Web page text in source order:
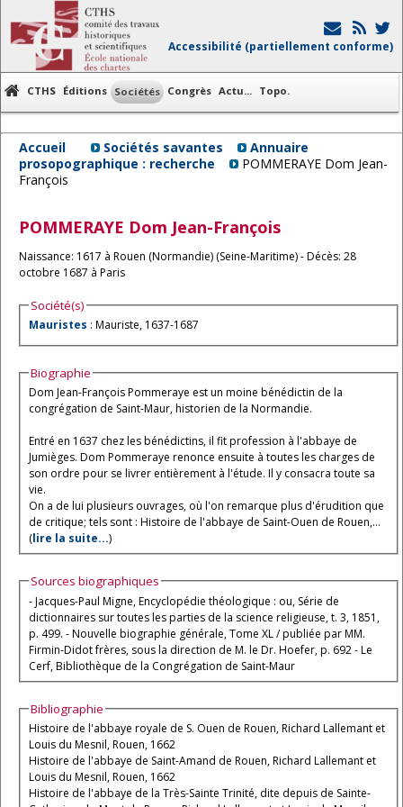
Accessibilité (partiellement conforme)
CTHS Éditions Sociétés Congrès Actu... Topo.
Accueil Sociétés savantes
Annuaire
prosopographique : recherche
POMMERAYE Dom Jean-
François
POMMERAYE Dom Jean-François
Naissance: 1617 à Rouen (Normandie) (Seine-Maritime) - Décès: 28
octobre 1687 à Paris
Société(s)
Mauristes : Mauriste, 1637-1687
Biographie
Dom Jean-François Pommeraye est un moine bénédictin de la
congrégation de Saint-Maur, historien de la Normandie.
Entré en 1637 chez les bénédictins, il fit profession à l'abbaye de
Jumièges. Dom Pommeraye renonce ensuite à toutes les charges de
son ordre pour se livrer entièrement à l'étude. Il y consacra toute sa
vie.
On a de lui plusieurs ouvrages, où l'on remarque plus d'érudition que
de critique; tels sont : Histoire de l'abbaye de Saint-Ouen de Rouen,...
(lire la suite...)
Sources biographiques
- Jacques-Paul Migne, Encyclopédie théologique : ou, Série de
dictionnaires sur toutes les parties de la science religieuse, t. 3, 1851,
p. 499. - Nouvelle biographie générale, Tome XL / publiée par MM.
Firmin-Didot frères, sous la direction de M. le Dr. Hoefer, p. 692 - Le
Cerf, Bibliothèque de la Congrégation de Saint-Maur
Bibliographie
Histoire de l'abbaye royale de S. Ouen de Rouen, Richard Lallemant et
Louis du Mesnil, Rouen, 1662
Histoire de l'abbaye de Saint-Amand de Rouen, Richard Lallemant et
Louis du Mesnil, Rouen, 1662
Histoire de l'abbaye de la Très-Sainte Trinité, dite depuis de Sainte-